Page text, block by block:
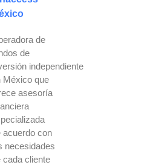
de
de
independiente
México que
asesoría
acuerdo con
necesidades
cada cliente